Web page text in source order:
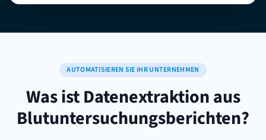
AUTOMATISIEREN SIE IHR UNTERNEHMEN
Was ist Datenextraktion aus
Blutuntersuchungsberichten?